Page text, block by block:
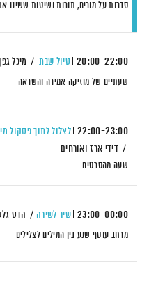
סדרות על מורים, תורות ושיטות ששינו
20:00-22:00 טיול שבת מיכל גפן
שעתיים של מוזיקה אמירה והשראה
22:00-23:00 לצלול לתוך פסקול
דידי ארז ואורחים
שעה מהסרטים
23:00-00:00 שיר לשירה הדס
מרחב עוטף שנע בין המילים לצלילים